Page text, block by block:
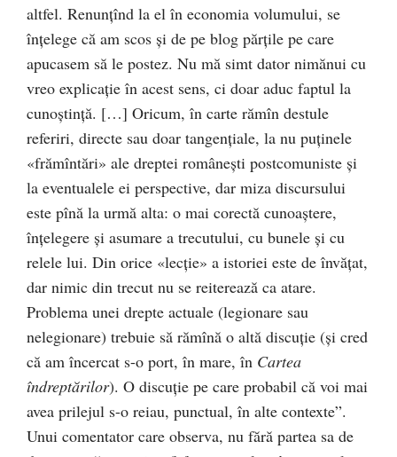
altfel. Renunţînd la el în economia volumului, se
înţelege că am scos şi de pe blog părţile pe care
apucasem să le postez. Nu mă simt dator nimănui cu
vreo explicaţie în acest sens, ci doar aduc faptul la
cunoştinţă. […] Oricum, în carte rămîn destule
referiri, directe sau doar tangenţiale, la nu puţinele
«frămîntări» ale dreptei româneşti postcomuniste şi
la eventualele ei perspective, dar miza discursului
este pînă la urmă alta: o mai corectă cunoaştere,
înţelegere şi asumare a trecutului, cu bunele şi cu
relele lui. Din orice «lecţie» a istoriei este de învăţat,
dar nimic din trecut nu se reiterează ca atare.
Problema unei drepte actuale (legionare sau
nelegionare) trebuie să rămînă o altă discuţie (şi cred
că am încercat s-o port, în mare, în Cartea
îndreptărilor). O discuţie pe care probabil că voi mai
avea prilejul s-o reiau, punctual, în alte contexte”.
Unui comentator care observa, nu fără partea sa de